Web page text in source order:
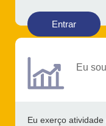
Entrar
Eu
Eu exerço